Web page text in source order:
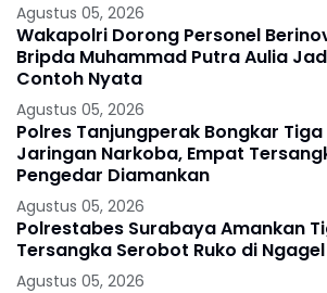
Agustus 05, 2026
Wakapolri Dorong Personel
Bripda Muhammad Putra Aulia
Contoh Nyata
Agustus 05, 2026
Polres Tanjungperak Bongkar Tiga
Jaringan Narkoba, Empat
Pengedar Diamankan
Agustus 05, 2026
Polrestabes Surabaya Amankan
Tersangka Serobot Ruko di Ngagel
Agustus 05, 2026